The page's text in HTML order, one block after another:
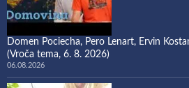
Domen Pociecha, Pero Lenart, Ervin
(Vroča tema, 6. 8. 2026)
06.08.2026